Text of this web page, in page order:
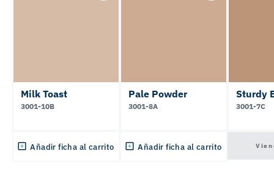
Milk Toast
3001-10B
Añadir ficha al carrito
Pale Powder
3001-8A
Añadir ficha al carrito
Sturdy
3001-7C